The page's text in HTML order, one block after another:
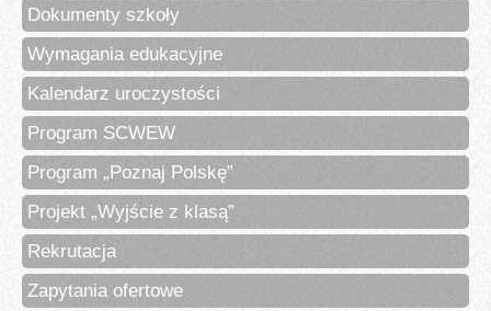
Dokumenty szkoły
Wymagania edukacyjne
Kalendarz uroczystości
Program SCWEW
Program „Poznaj Polskę”
Projekt „Wyjście z klasą”
Rekrutacja
Zapytania ofertowe